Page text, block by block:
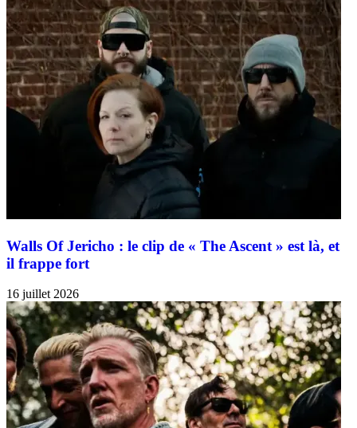
Walls Of Jericho : le clip de « The Ascent » est là, et
il frappe fort
16 juillet 2026